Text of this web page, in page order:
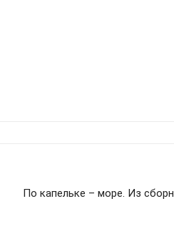
По капельке – море. Из